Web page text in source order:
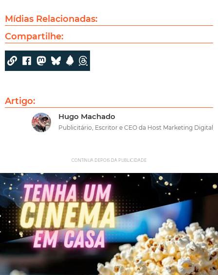
Mídias Relacionadas:
Compartilhe:
Artigo:
Hugo Machado
Publicitário, Escritor e CEO da Host Marketing Digital
CONTINUA DEPOIS DA PUBLICIDADE